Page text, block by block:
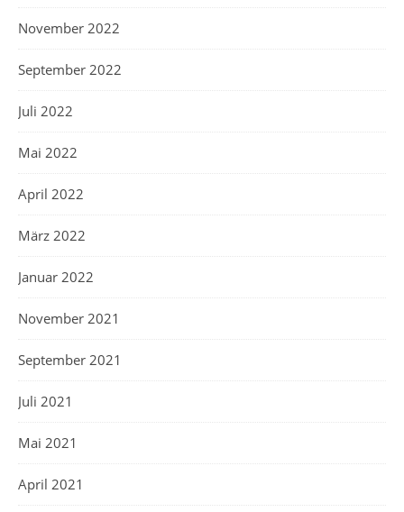
November 2022
September 2022
Juli 2022
Mai 2022
April 2022
März 2022
Januar 2022
November 2021
September 2021
Juli 2021
Mai 2021
April 2021